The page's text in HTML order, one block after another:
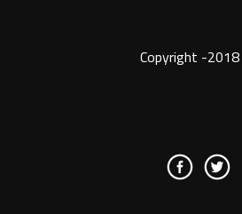
Copyright -